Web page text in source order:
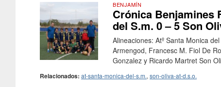
BENJAMÍN
Crónica Benjamines
del S.m. 0 – 5 Son
Alineaciones: Atº Santa Monica
Armengod, Francesc M. Fiol De
Gonzalez y Ricardo Martret Son
Relacionados: at-santa-monica-del-s.m., son-oliva-at-d.s.o.